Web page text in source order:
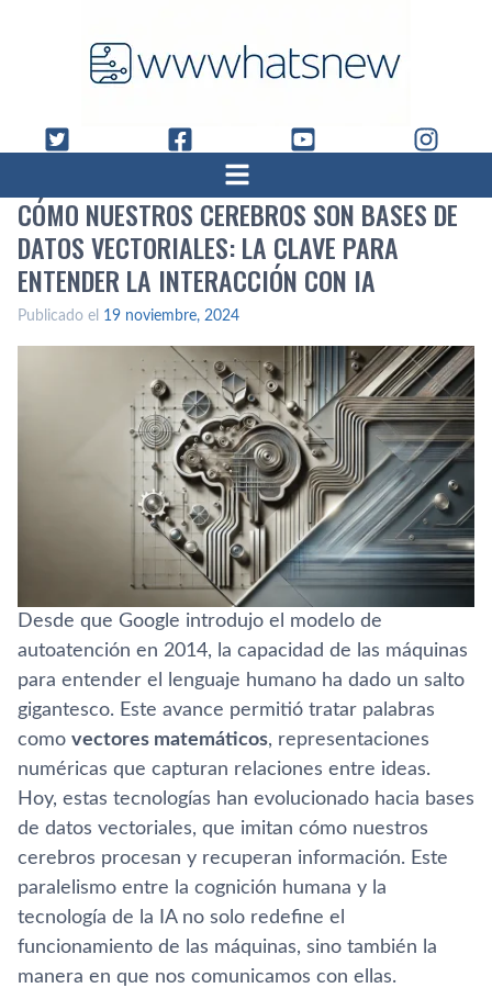
CÓMO NUESTROS CEREBROS SON BASES DE
DATOS VECTORIALES: LA CLAVE PARA
ENTENDER LA INTERACCIÓN CON IA
Publicado el 19 noviembre, 2024
Desde que Google introdujo el modelo de
autoatención en 2014, la capacidad de las máquinas
para entender el lenguaje humano ha dado un salto
gigantesco. Este avance permitió tratar palabras
como vectores matemáticos, representaciones
numéricas que capturan relaciones entre ideas.
Hoy, estas tecnologías han evolucionado hacia bases
de datos vectoriales, que imitan cómo nuestros
cerebros procesan y recuperan información. Este
paralelismo entre la cognición humana y la
tecnología de la IA no solo redefine el
funcionamiento de las máquinas, sino también la
manera en que nos comunicamos con ellas.